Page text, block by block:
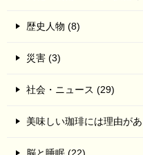
歴史人物 (8)
災害 (3)
社会・ニュース (29)
美味しい珈琲には理由が